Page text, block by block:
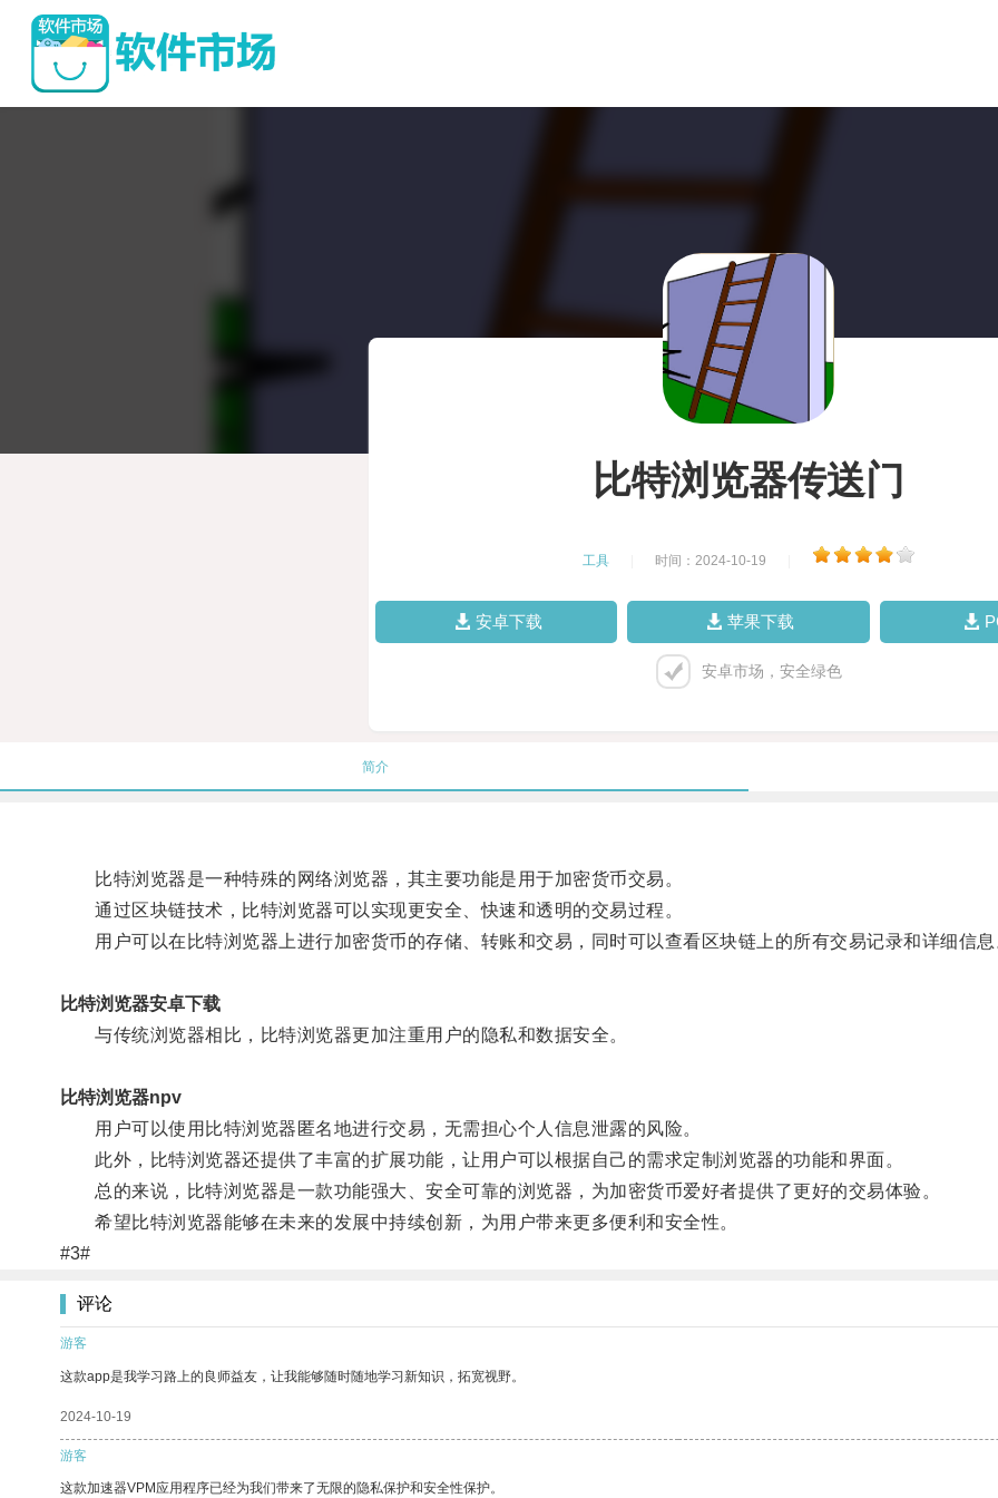
比特浏览器传送门
工具 时间：2024-10-19
安卓下载 苹果下载
安卓市场，安全绿色
简介
比特浏览器是一种特殊的网络浏览器，其主要功能是用于加密货币交易。
通过区块链技术，比特浏览器可以实现更安全、快速和透明的交易过程。
用户可以在比特浏览器上进行加密货币的存储、转账和交易，同时可以查看区块链上的所有交易记录和详细信息
比特浏览器安卓下载
与传统浏览器相比，比特浏览器更加注重用户的隐私和数据安全。
比特浏览器npv
用户可以使用比特浏览器匿名地进行交易，无需担心个人信息泄露的风险。
此外，比特浏览器还提供了丰富的扩展功能，让用户可以根据自己的需求定制浏览器的功能和界面。
总的来说，比特浏览器是一款功能强大、安全可靠的浏览器，为加密货币爱好者提供了更好的交易体验。
希望比特浏览器能够在未来的发展中持续创新，为用户带来更多便利和安全性。
#3#
评论
游客
这款app是我学习路上的良师益友，让我能够随时随地学习新知识，拓宽视野。
2024-10-19
游客
这款加速器VPM应用程序已经为我们带来了无限的隐私保护和安全性保护。